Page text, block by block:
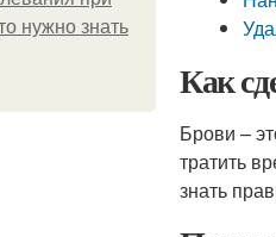
нужно знать
Как
Брови –
тратить
знать